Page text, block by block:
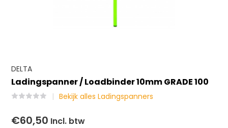
DELTA
Ladingspanner / Loadbinder 10mm GRADE 100
Bekijk alles Ladingspanners
€60,50 Incl. btw